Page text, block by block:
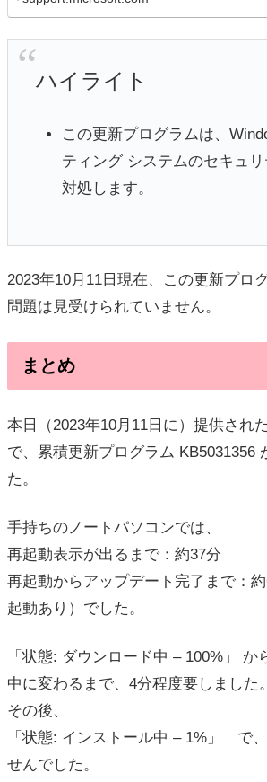
ハイライト
この更新プログラムは、
ティング システムのセキュ
対処します。
2023年10月11日現在、この更新プロ
問題は見受けられていません。
まとめ
本日（2023年10月11日に）提供され
で、累積更新プログラム KB5031356
た。
手持ちのノートパソコンでは、
再起動表示が出るまで：約37分
再起動からアップデート完了まで：
起動あり）でした。
「状態: ダウンロード中 – 100%」 か
中に変わるまで、4分程度要しました。
その後、
「状態: インストール中 – 1%」 で
せんでした。